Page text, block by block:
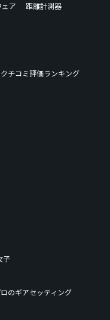
ェア
距離計測器
クチコミ評価ランキング
子
のギアセッティング